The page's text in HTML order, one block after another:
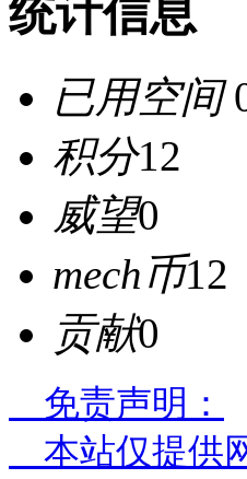
统计信息
已用空间
积分12
威望0
mech币12
贡献0
免责声明：
本站仅提供